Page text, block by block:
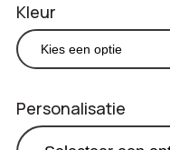
Kleur
Personalisatie